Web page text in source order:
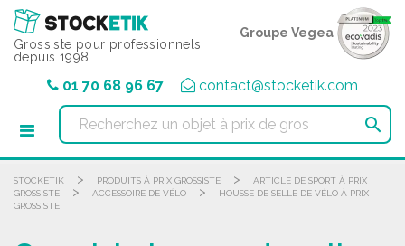
Grossiste pour professionnels
depuis 1998
Groupe Vegea
01 70 68 96 67 contact@stocketik.com

STOCKETIK > PRODUITS À PRIX GROSSISTE >
ARTICLE DE SPORT À PRIX
GROSSISTE
> ACCESSOIRE DE VÉLO >
HOUSSE DE SELLE DE VÉLO À PRIX
GROSSISTE
Panneau de gestion des cookies